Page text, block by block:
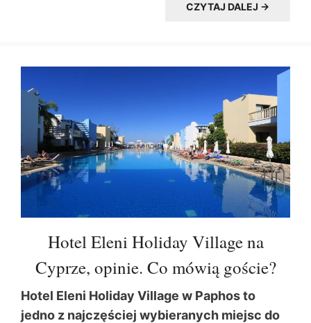
CZYTAJ DALEJ →
Hotel Eleni Holiday Village na
Cyprze, opinie. Co mówią goście?
Hotel Eleni Holiday Village w Paphos to
jedno z najczęściej wybieranych miejsc do